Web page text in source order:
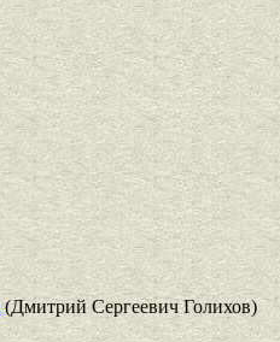
(Дмитрий Сергеевич Голихов)